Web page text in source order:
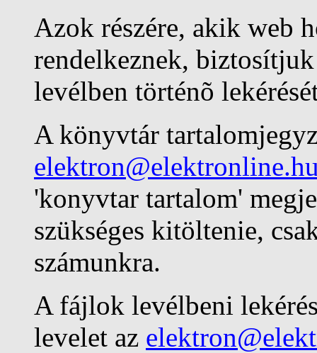
Azok részére, akik web
rendelkeznek,
levélben történõ
A könyvtár
'konyvtar tartalom'
szükséges kitöltenie,
számunkra.
A fájlok levélbeni
levelet az